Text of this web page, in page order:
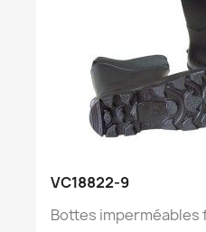
VC18822-9
Bottes imperméables